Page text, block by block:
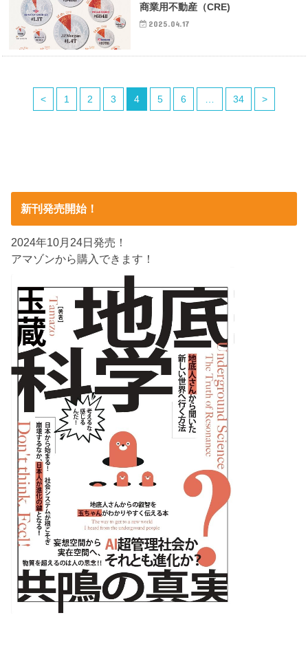
商業用不動産（CRE)
2025.04.17
< 1 2 3 4 5 6 … 34 >
新刊発売開始！
2024年10月24日発売！
アマゾンから購入できます！